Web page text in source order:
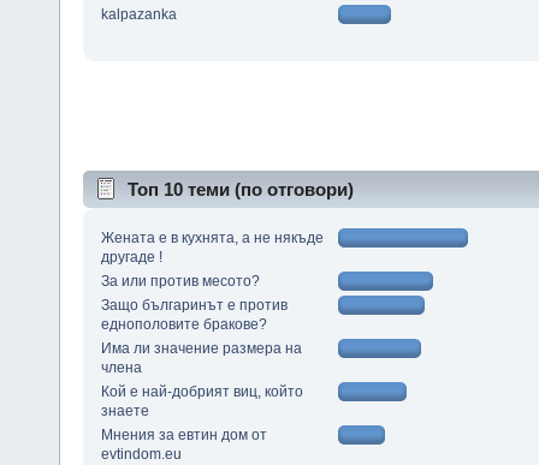
kalpazanka
Топ 10 теми (по отговори)
Жената е в кухнята, а не някъде
другаде !
За или против месото?
Защо българинът е против
еднополовите бракове?
Има ли значение размера на
члена
Кой е най-добрият виц, който
знаете
Мнения за евтин дом от
evtindom.eu